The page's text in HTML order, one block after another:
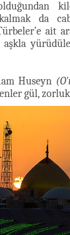
da
ait
aşkla
Huseyn
gül,